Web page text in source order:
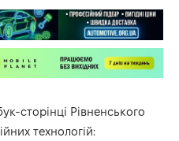
сторінці Рівненського
технологій: